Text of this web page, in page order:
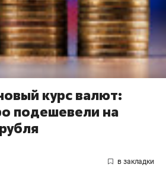
курс валют:
подешевели на